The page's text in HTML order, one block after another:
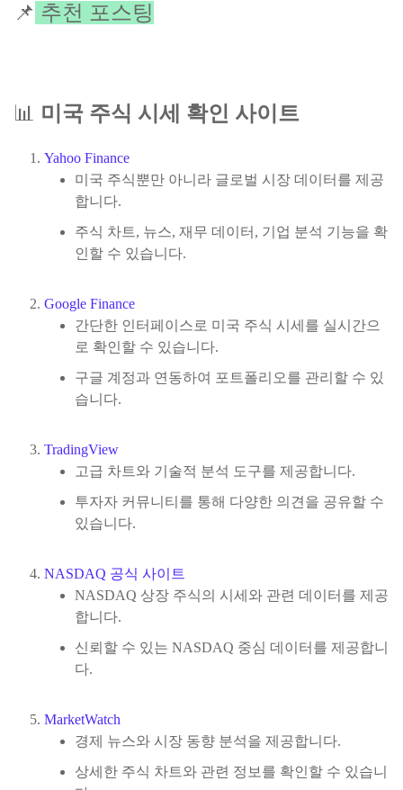
📌 추천 포스팅
📊 미국 주식 시세 확인 사이트
Yahoo Finance
미국 주식뿐만 아니라 글로벌 시장 데이터를 제공
합니다.
주식 차트, 뉴스, 재무 데이터, 기업 분석 기능을 확
인할 수 있습니다.
Google Finance
간단한 인터페이스로 미국 주식 시세를 실시간으
로 확인할 수 있습니다.
구글 계정과 연동하여 포트폴리오를 관리할 수 있
습니다.
TradingView
고급 차트와 기술적 분석 도구를 제공합니다.
투자자 커뮤니티를 통해 다양한 의견을 공유할 수
있습니다.
NASDAQ 공식 사이트
NASDAQ 상장 주식의 시세와 관련 데이터를 제공
합니다.
신뢰할 수 있는 NASDAQ 중심 데이터를 제공합니
다.
MarketWatch
경제 뉴스와 시장 동향 분석을 제공합니다.
상세한 주식 차트와 관련 정보를 확인할 수 있습니